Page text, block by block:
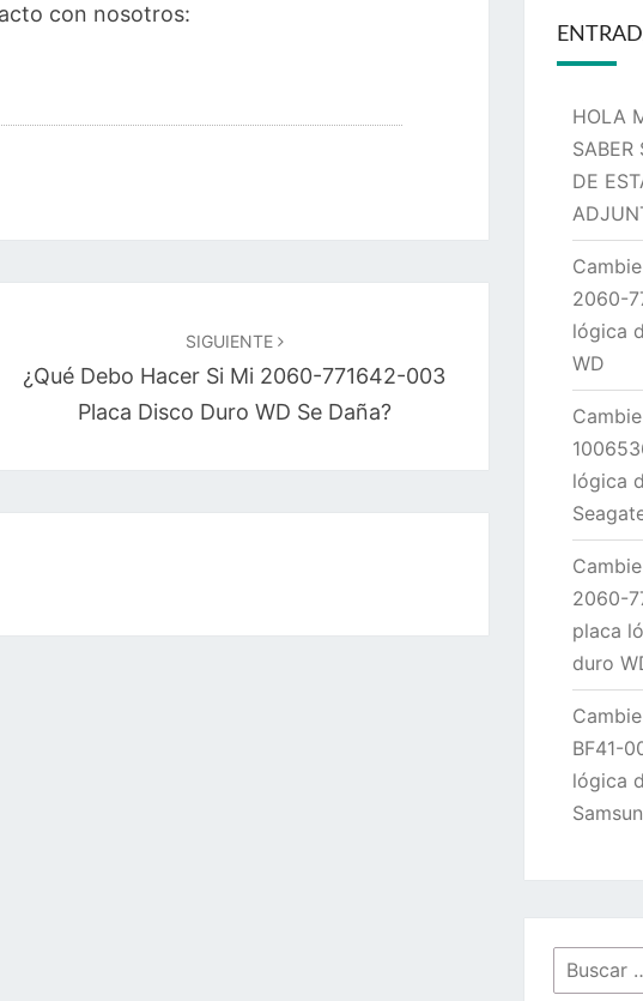
con nosotros:
SIGUIENTE
¿Qué Debo Hacer Si Mi 2060-771642-003
Placa Disco Duro WD Se Daña?
HOLA
SABER
DE
2060-
lógica
WD
lógica
2060-
placa
duro
BF41-
lógica
Buscar
por: